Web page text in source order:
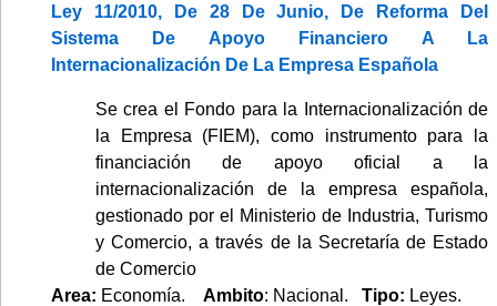
Ley 11/2010, De 28 De Junio, De Reforma Del
Sistema De Apoyo Financiero A La
Internacionalización De La Empresa Española
Se crea el Fondo para la Internacionalización de
la Empresa (FIEM), como instrumento para la
financiación de apoyo oficial a la
internacionalización de la empresa española,
gestionado por el Ministerio de Industria, Turismo
y Comercio, a través de la Secretaría de Estado
de Comercio
Area: Economía. Ambito: Nacional. Tipo: Leyes.